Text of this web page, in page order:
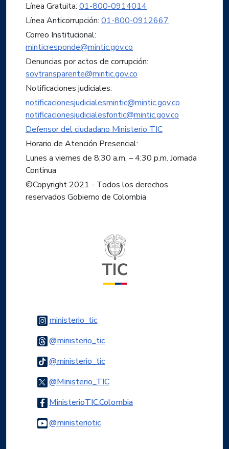
Línea Gratuita: 01-800-0914014
Línea Anticorrupción: 01-800-0912667
Correo Institucional:
minticresponde@mintic.gov.co
Denuncias por actos de corrupción:
soytransparente@mintic.gov.co
Notificaciones judiciales:
notificacionesjudicialesmintic@mintic.gov.co
notificacionesjudicialesfontic@mintic.gov.co
Defensor del ciudadano Ministerio TIC
Horario de Atención Presencial:
Lunes a viernes de 8:30 a.m. – 4:30 p.m. Jornada
Continua
©Copyright 2021 - Todos los derechos
reservados Gobierno de Colombia
ministerio_ticLogo Instagram
@ministerio_ticLogo Threads
@ministerio_ticLogo Tiktok
@Ministerio_TICLogo Twitter
MinisterioTIC.ColombiaLogo Facebook
@ministerioticLogo Youtube